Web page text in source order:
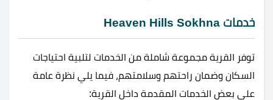
خدمات Heaven Hills Sokhna
توفر القرية مجموعة شاملة من الخدمات لتلبية احتياجات
السكان وضمان راحتهم وسلامتهم، فيما يلي نظرة عامة
على بعض الخدمات المقدمة داخل القرية: